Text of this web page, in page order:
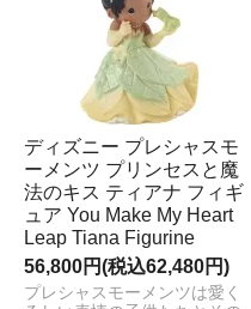
ディズニー プレシャスモ
ーメンツ プリンセスと魔
法のキス ティアナ フィギ
ュア You Make My Heart
Leap Tiana Figurine
56,800円(税込62,480円)
プレシャスモーメンツは愛く